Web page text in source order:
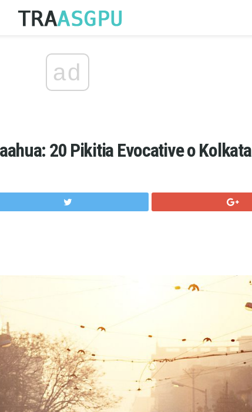
ad
20 Pikitia Evocative o Kolkata